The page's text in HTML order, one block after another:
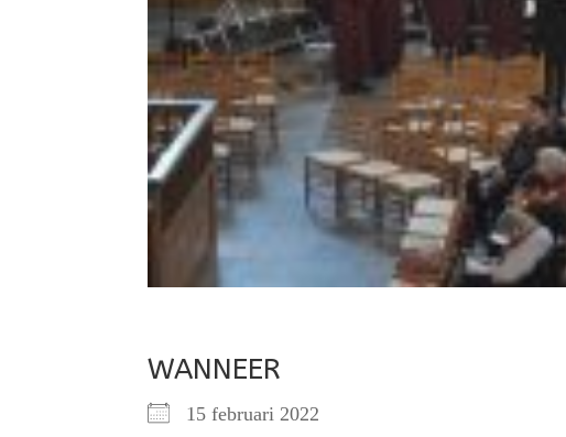
WANNEER
15 februari 2022